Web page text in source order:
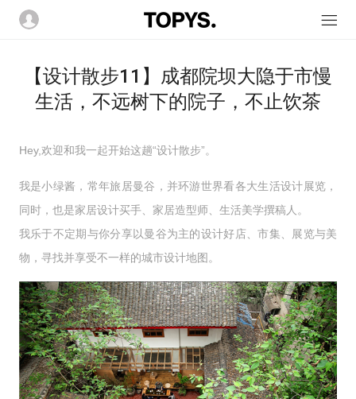
【设计散步11】成都院坝大隐于市慢
生活，不远树下的院子，不止饮茶
Hey,欢迎和我一起开始这趟“设计散步”。
我是小绿酱，常年旅居曼谷，并环游世界看各大生活设计展览，
同时，也是家居设计买手、家居造型师、生活美学撰稿人。
我乐于不定期与你分享以曼谷为主的设计好店、市集、展览与美
物，寻找并享受不一样的城市设计地图。